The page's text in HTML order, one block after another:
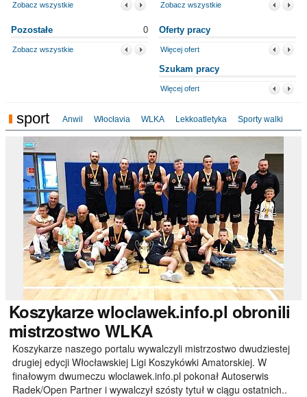
Zobacz wszystkie Zobacz wszystkie
Pozostałe 0
Zobacz wszystkie
Oferty pracy
Więcej ofert
Szukam pracy
Więcej ofert
sport Anwil Włocłavia WLKA Lekkoatletyka Sporty walki
Koszykarzewloclawek.info.pl obronili
mistrzostwo WLKA
Koszykarze naszego portalu wywalczyli mistrzostwo dwudziestej
drugiej edycji Włocławskiej Ligi Koszykówki Amatorskiej. W
finałowym dwumeczu wloclawek.info.pl pokonał Autoserwis
Radek/Open Partner i wywalczył szósty tytuł w ciągu ostatnich..